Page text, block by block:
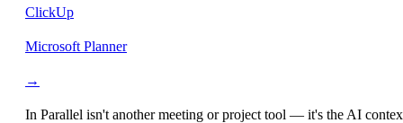
ClickUp
Microsoft Planner
→
In Parallel isn't another meeting or project tool — it's the AI